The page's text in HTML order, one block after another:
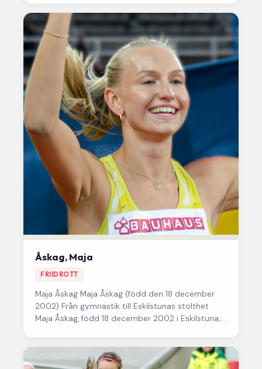
Åskag, Maja
FRIIDROTT
Maja Åskag Maja Åskag (född den 18 december
2002) Från gymnastik till Eskilstunas stolthet
Maja Åskag, född 18 december 2002 i Eskilstuna,